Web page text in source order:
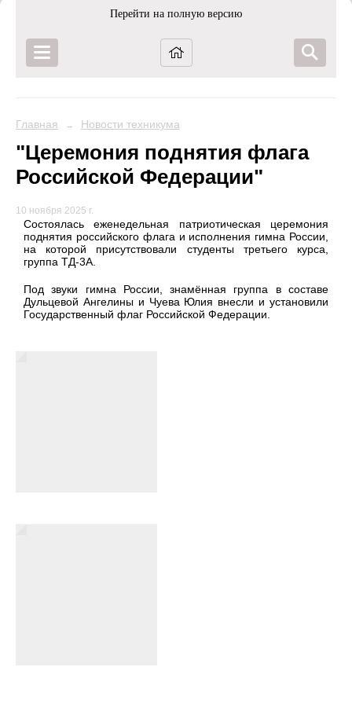
Перейти на полную версию
Главная → Новости техникума
"Церемония поднятия флага
Российской Федерации"
10 ноября 2025 г.
Состоялась еженедельная патриотическая церемония
поднятия российского флага и исполнения гимна России,
на которой присутствовали студенты третьего курса,
группа ТД-3А.
Под звуки гимна России, знамённая группа в составе
Дульцевой Ангелины и Чуева Юлия внесли и установили
Государственный флаг Российской Федерации.